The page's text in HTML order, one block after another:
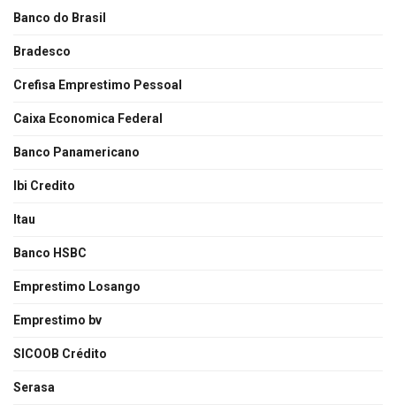
Banco do Brasil
Bradesco
Crefisa Emprestimo Pessoal
Caixa Economica Federal
Banco Panamericano
Ibi Credito
Itau
Banco HSBC
Emprestimo Losango
Emprestimo bv
SICOOB Crédito
Serasa